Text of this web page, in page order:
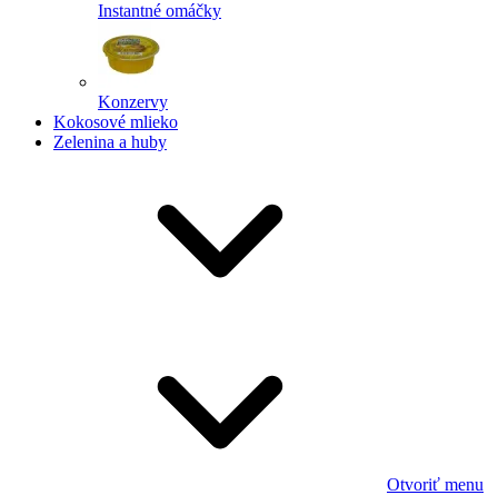
Instantné omáčky
Konzervy
Kokosové mlieko
Zelenina a huby
Otvoriť menu